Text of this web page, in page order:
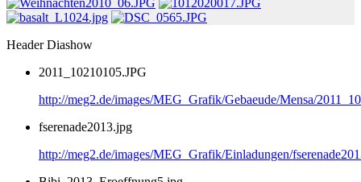
Header Diashow
2011_10210105.JPG
http://meg2.de/images/MEG_Grafik/Gebaeude/Mensa/
fserenade2013.jpg
http://meg2.de/images/MEG_Grafik/Einladungen/